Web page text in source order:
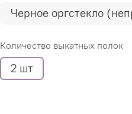
Черное оргстекло
Количество выкатных полок
2 шт